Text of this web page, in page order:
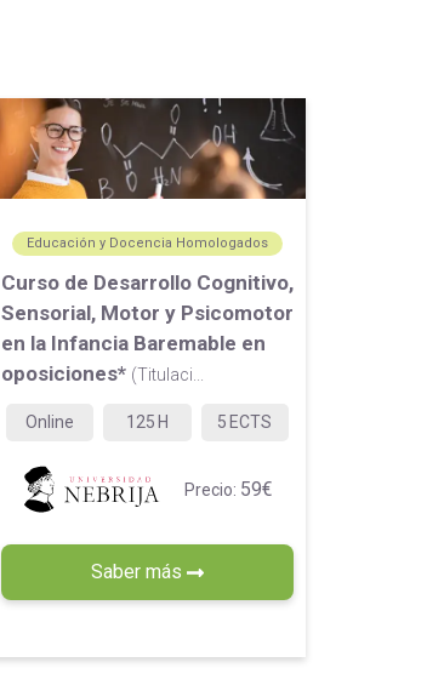
Educación y Docencia Homologados
Curso de Desarrollo Cognitivo,
Sensorial, Motor y Psicomotor
en la Infancia Baremable en
oposiciones* (Titulaci...
Online 125 H 5 ECTS
Precio: 59€
Saber más